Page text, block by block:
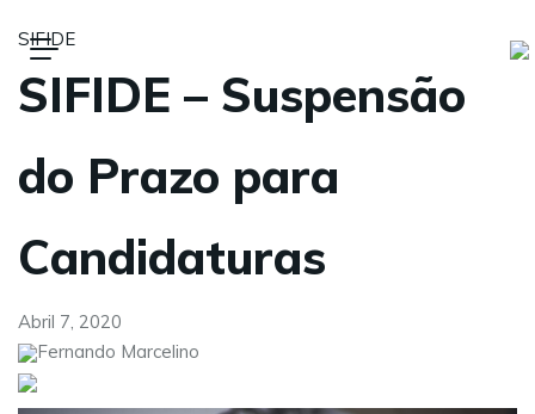
SIFIDE
SIFIDE – Suspensão
do Prazo para
Candidaturas
Abril 7, 2020
Fernando Marcelino